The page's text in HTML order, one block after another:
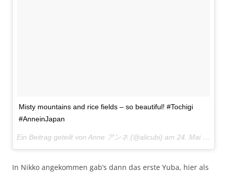
Misty mountains and rice fields – so beautiful! #Tochigi
#AnneinJapan
Ein Beitrag geteilt von Anne アンネ (@alicubi) am 24. Mai 2017 um 19:50 Uhr
In Nikko angekommen gab’s dann das erste Yuba, hier als